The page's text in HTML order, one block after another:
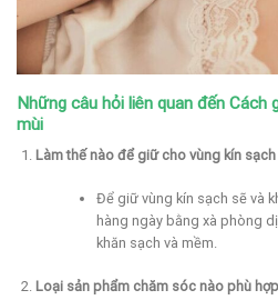
Những câu hỏi liên quan đến Cách
mùi
Làm thế nào để giữ cho vùng kín sạch
Để giữ vùng kín sạch sẽ và
hàng ngày bằng xà phòng
khăn sạch và mềm.
Loại sản phẩm chăm sóc nào phù